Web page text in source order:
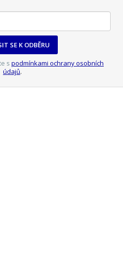
y
ý
p
i
s
u
SE K ODBĚRU
s podmínkami ochrany osobních
údajů.